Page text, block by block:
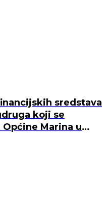
sredstava
koji se
Marina u